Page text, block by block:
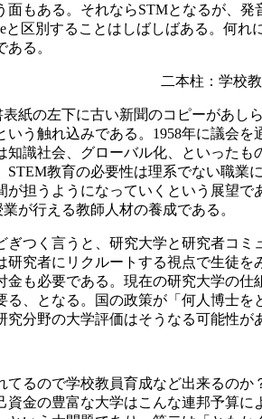
もある。それならSTMとなるが、
と区別することはしばしばある。何
る。
二本柱：学校
紙の左下に古い新聞のコピーがあ
う触れ込みである。1958年に議会
知識社会、グローバル化、といった
教育の必要性は理系でない職
が担うようになっていくという展望
が行える教師人材の養成である。
ぎつく言うと、研究大学と研究者コ
研究者にリクルートする視点で生徒
も必要である。現在の研究大学の
、となる。国の政策が「何人博士
分野の大学評価はそうなる可能性が
るので学校教員育成など出来るの
資金の豊富な大学はこんな連邦予算